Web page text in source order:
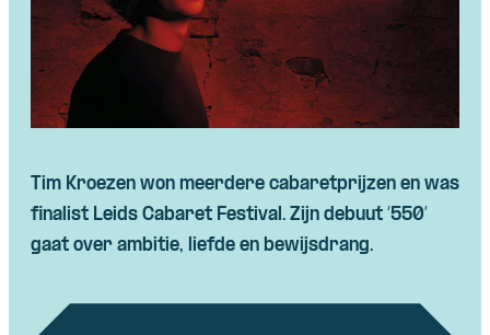
Tim Kroezen won meerdere cabaretprijzen en was
finalist Leids Cabaret Festival. Zijn debuut ‘550’
gaat over ambitie, liefde en bewijsdrang.